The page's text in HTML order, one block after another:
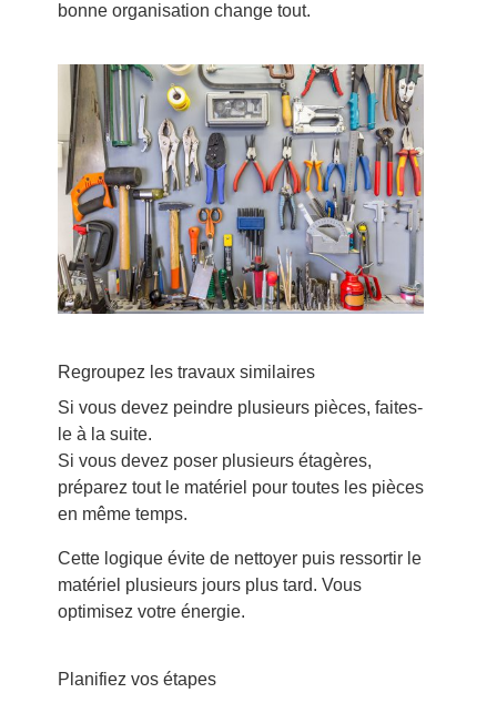
bonne organisation change tout.
Regroupez les travaux similaires
Si vous devez peindre plusieurs pièces, faites-
le à la suite.
Si vous devez poser plusieurs étagères,
préparez tout le matériel pour toutes les pièces
en même temps.
Cette logique évite de nettoyer puis ressortir le
matériel plusieurs jours plus tard. Vous
optimisez votre énergie.
Planifiez vos étapes